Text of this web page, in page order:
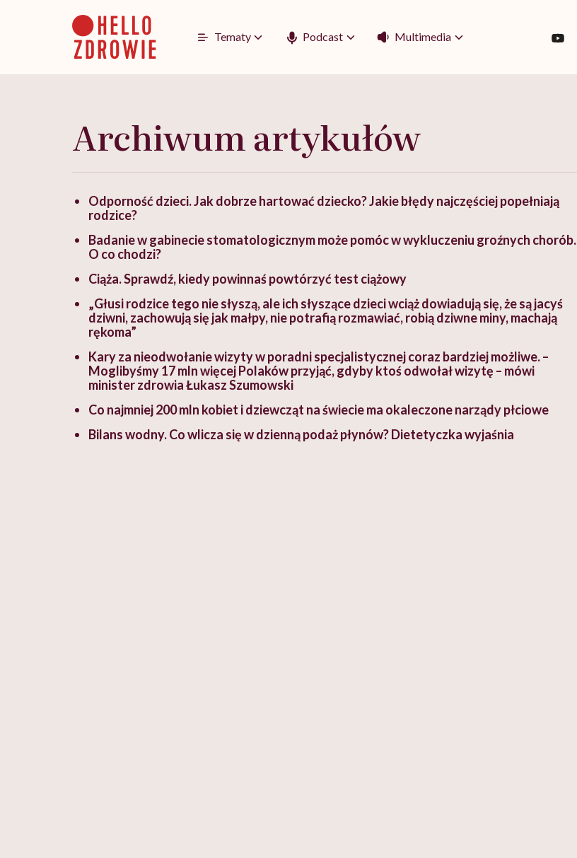
Tematy Podcast Multimedia
Archiwum artykułów
Odporność dzieci. Jak dobrze hartować dziecko? Jakie błędy najczęściej popełniają
rodzice?
Badanie w gabinecie stomatologicznym może pomóc w wykluczeniu groźnych chorób.
O co chodzi?
Ciąża. Sprawdź, kiedy powinnaś powtórzyć test ciążowy
„Głusi rodzice tego nie słyszą, ale ich słyszące dzieci wciąż dowiadują się, że są jacyś
dziwni, zachowują się jak małpy, nie potrafią rozmawiać, robią dziwne miny, machają
rękoma”
Kary za nieodwołanie wizyty w poradni specjalistycznej coraz bardziej możliwe. –
Moglibyśmy 17 mln więcej Polaków przyjąć, gdyby ktoś odwołał wizytę – mówi
minister zdrowia Łukasz Szumowski
Co najmniej 200 mln kobiet i dziewcząt na świecie ma okaleczone narządy płciowe
Bilans wodny. Co wlicza się w dzienną podaż płynów? Dietetyczka wyjaśnia